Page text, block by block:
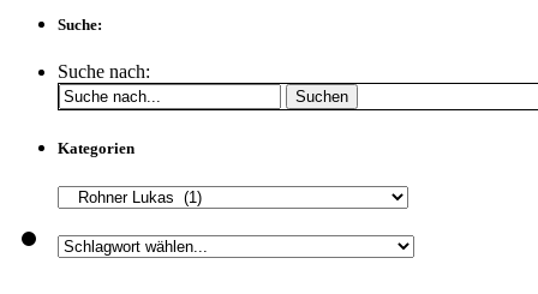
Suche:
Suche nach:
Suchen
Kategorien